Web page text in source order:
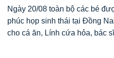
Ngày 20/08 toàn bộ các bé
phúc họp sinh thái tại Đồng
cho cá ăn, Lính cứa hỏa, bác